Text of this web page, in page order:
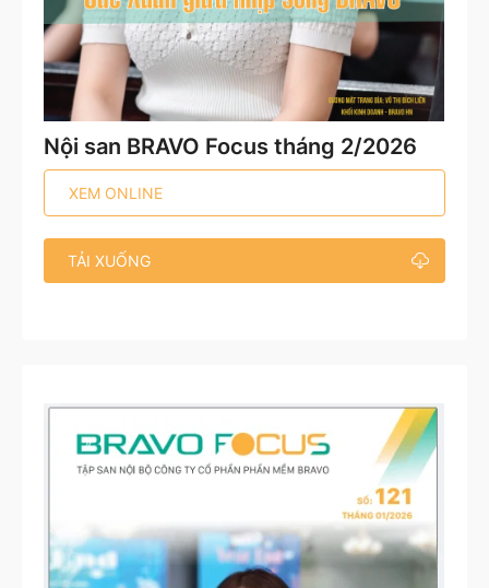
Nội san BRAVO Focus tháng 2/2026
XEM ONLINE
TẢI XUỐNG